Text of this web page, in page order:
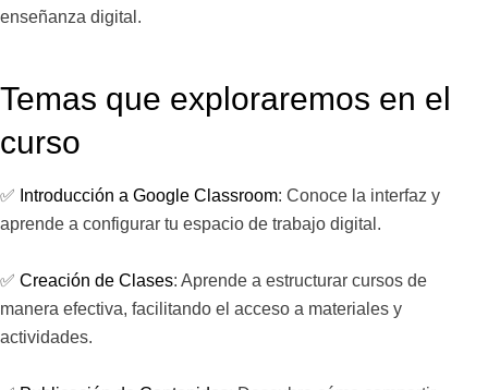
enseñanza digital.
Temas que exploraremos en el
curso
✅ Introducción a Google Classroom: Conoce la interfaz y
aprende a configurar tu espacio de trabajo digital.
✅ Creación de Clases: Aprende a estructurar cursos de
manera efectiva, facilitando el acceso a materiales y
actividades.